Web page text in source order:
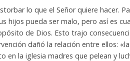
lo que el Señor quiere hacer.
hijos pueda ser malo, pero así es
de Dios. Esto trajo
dañó la relación entre ellos:
en la iglesia madres que pelean y